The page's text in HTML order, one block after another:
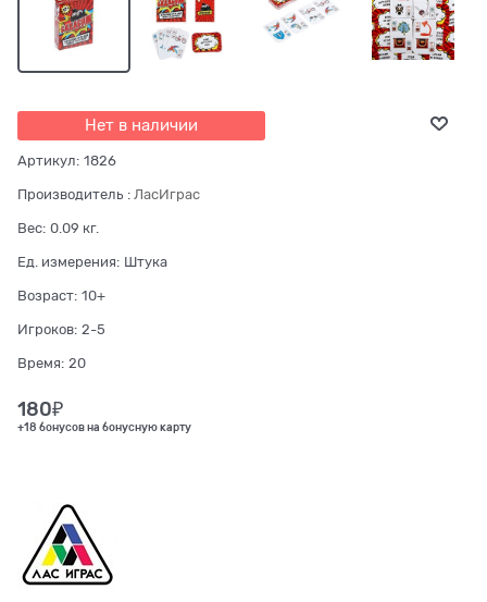
Нет в наличии
Артикул: 1826
Производитель : ЛасИграс
Вес: 0.09 кг.
Ед. измерения: Штука
Возраст: 10+
Игроков: 2-5
Время: 20
180₽
+18 бонусов на бонусную карту